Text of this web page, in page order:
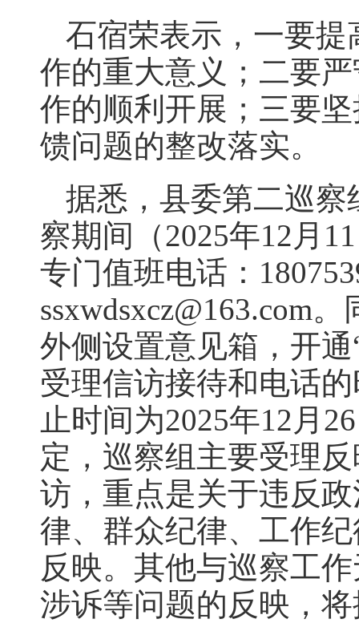
石宿荣表示，一要
作的重大意义；二要
作的顺利开展；三要
馈问题的整改落实。
据悉，县委第二巡察
察期间（2025年12月
专门值班电话：
ssxwdsxcz@163.com
外侧设置意见箱，开
受理信访接待和电话
止时间为2025年12月
定，巡察组主要受理
访，重点是关于违反
律、群众纪律、工作
反映。其他与巡察工
涉诉等问题的反映，